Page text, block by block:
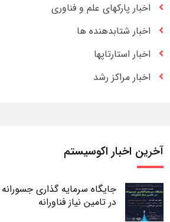
اخبار پارکهای علم و فناوری
اخبار شتابدهنده ها
اخبار استارتاپها
اخبار مراکز رشد
آخرین اخبار اکوسیستم
جایگاه سرمایه گذاری جسورانه
در تامین نیاز فناورانه